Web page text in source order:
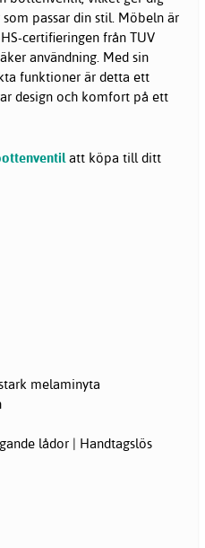
passar din stil. Möbeln är
certifieringen från TUV
användning. Med sin
funktioner är detta ett
design och komfort på ett
att köpa till ditt
melaminyta
lådor | Handtagslös